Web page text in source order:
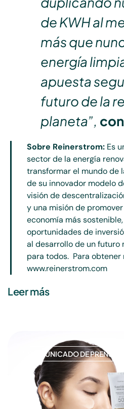
de KWH al
más que
energía
apuesta
futuro de la
planeta”,
Sobre Reinerstrom: Es
sector de la energía
transformar el mundo de
de su innovador modelo
visión de
y una misión de
economía más
oportunidades de
al desarrollo de un futuro
para todos. Para
www.reinerstrom.com
Leer más
COMUNICADO DE PRENSA